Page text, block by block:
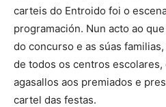
carteis do Entroido foi o
programación. Nun acto ao
do concurso e as súas
de todos os centros
agasallos aos premiados e
cartel das festas.